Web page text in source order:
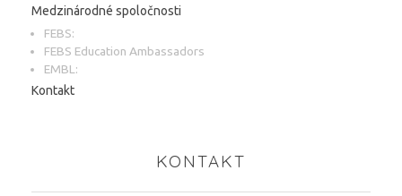
Medzinárodné spoločnosti
FEBS:
FEBS Education Ambassadors
EMBL:
Kontakt
KONTAKT